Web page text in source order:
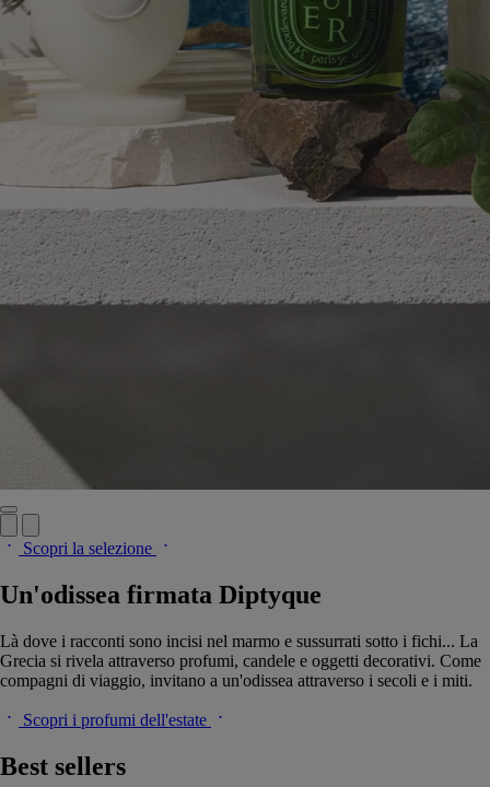
Scopri la selezione
Un'odissea firmata Diptyque
Là dove i racconti sono incisi nel marmo e sussurrati sotto i fichi... La
Grecia si rivela attraverso profumi, candele e oggetti decorativi. Come
compagni di viaggio, invitano a un'odissea attraverso i secoli e i miti.
Scopri i profumi dell'estate
Best sellers